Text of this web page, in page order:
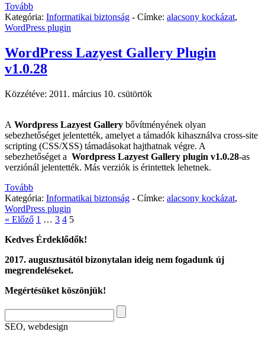
Tovább
Kategória: Informatikai biztonság - Címke: alacsony kockázat,
WordPress plugin
WordPress Lazyest Gallery Plugin
v1.0.28
Közzétéve: 2011. március 10. csütörtök
A Wordpress Lazyest Gallery bővítményének olyan
sebezhetőséget jelentették, amelyet a támadók kihasználva cross-site
scripting (CSS/XSS) támadásokat hajthatnak végre. A
sebezhetőséget a Wordpress Lazyest Gallery plugin v1.0.28-as
verziónál jelentették. Más verziók is érintettek lehetnek.
Tovább
Kategória: Informatikai biztonság - Címke: alacsony kockázat,
WordPress plugin
« Előző 1 … 3 4 5
Kedves Érdeklődők!
2017. augusztusától bizonytalan ideig nem fogadunk új
megrendeléseket.
Megértésüket köszönjük!
SEO, webdesign